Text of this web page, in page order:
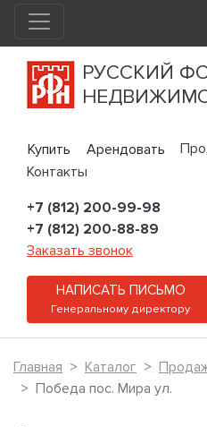
РУССКИЙ
Купить Арендовать
Контакты
+7 (812) 200-99-98
+7 (812) 200-88-89
Заказать звонок
НАПИСАТЬ ПИСЬМО
Генеральному директору
Главная Каталог
Победа пос. Мира ул.